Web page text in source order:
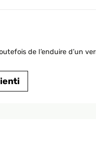
de l’enduire d’un